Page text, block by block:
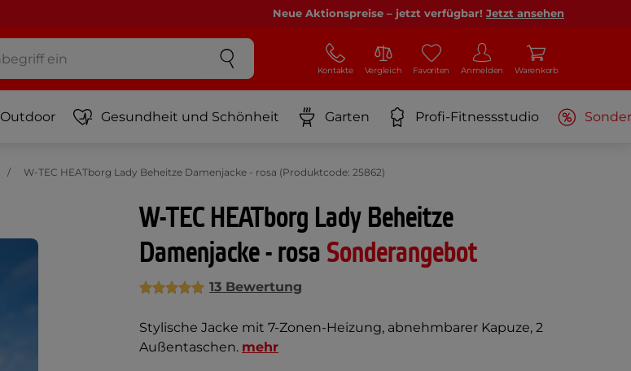
Neue Aktionspreise – jetzt verfügbar! Jetzt ansehen
Kontakte Vergleich Favoriten Anmelden Warenkorb
Outdoor Gesundheit und Schönheit Garten Profi-Fitnessstudio
W-TEC HEATborg Lady Beheitze Damenjacke - rosa (Produktcode: 25862)
W-TEC HEATborg Lady Beheitze
Damenjacke - rosa Sonderangebot
13 Bewertung
Stylische Jacke mit 7-Zonen-Heizung, abnehmbarer Kapuze, 2
Außentaschen. mehr